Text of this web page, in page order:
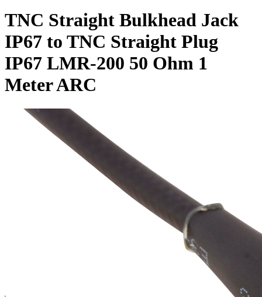
TNC Straight Bulkhead Jack
IP67 to TNC Straight Plug
IP67 LMR-200 50 Ohm 1
Meter ARC